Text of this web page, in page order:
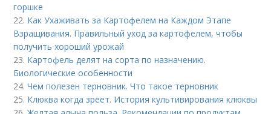
горшке
22. Как Ухаживать за Картофелем на Каждом Этапе
Взращивания. Правильный уход за картофелем, чтобы
получить хороший урожай
23. Картофель делят на сорта по назначению.
Биологические особенности
24.Чем полезен терновник. Что такое терновник
25. Клюква когда зреет. История культивирования клюквы